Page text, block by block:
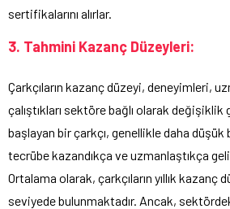
sertifikalarını alırlar.
3. Tahmini Kazanç Düzeyleri:
Çarkçıların kazanç düzeyi, deneyimleri,
çalıştıkları sektöre bağlı olarak
başlayan bir çarkçı, genellikle daha
tecrübe kazandıkça ve uzmanlaştıkça
Ortalama olarak, çarkçıların yıllık kazanç
seviyede bulunmaktadır. Ancak,